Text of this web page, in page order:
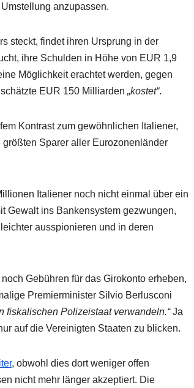
anzupassen.
steckt, findet ihren Ursprung in der
ihre Schulden in Höhe von EUR 1,9
Möglichkeit erachtet werden, gegen
EUR 150 Milliarden „kostet“.
Kontrast zum gewöhnlichen Italiener,
Sparer aller Eurozonenländer
Italiener noch nicht einmal über ein
Gewalt ins Bankensystem gezwungen,
ausspionieren und in deren
Gebühren für das Girokonto erheben,
Premierminister Silvio Berlusconi
fiskalischen Polizeistaat verwandeln.“Ja
auf die Vereinigten Staaten zu blicken.
, obwohl dies dort weniger offen
nicht mehr länger akzeptiert. Die